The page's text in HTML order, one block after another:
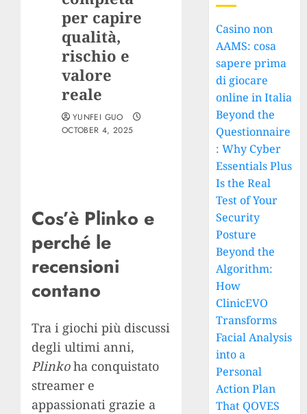
per capire
qualità,
rischio e
valore
reale
YUNFEI GUO
OCTOBER 4, 2025
Cos’è Plinko e
perché le
recensioni
contano
Tra i giochi più discussi
degli ultimi anni,
Plinkoha conquistato
streamer e
appassionati grazie a
Casino non
AAMS: cosa
sapere prima
di giocare
online in Italia
Beyond the
Questionnaire
: Why Cyber
Essentials Plus
Is the Real
Test of Your
Security
Posture
Beyond the
Algorithm:
How
ClinicEVO
Transforms
Facial Analysis
into a
Personal
Action Plan
That QOVES